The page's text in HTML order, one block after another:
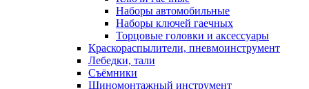
Наборы автомобильные
Наборы ключей гаечных
Торцовые головки и аксессуары
Краскораспылители, пневмоинструмент
Лебедки, тали
Съёмники
Шиномонтажный инструмент